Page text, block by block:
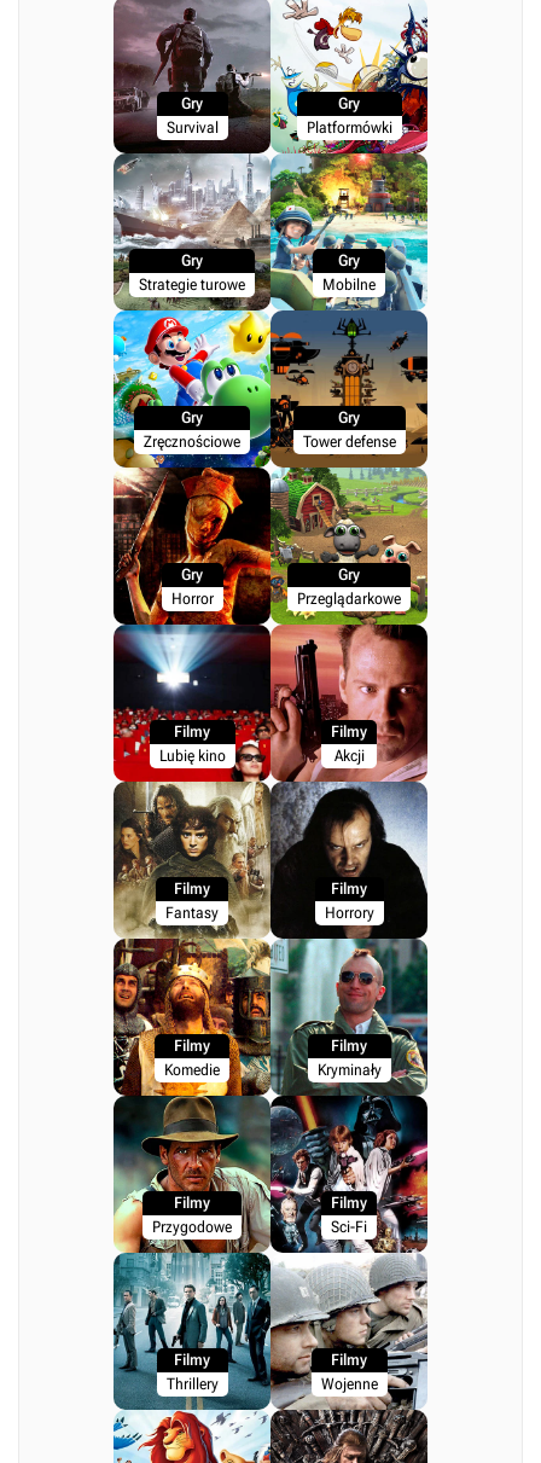
Gry
Survival
Gry
Platformówki
Gry
Strategie turowe
Gry
Mobilne
Gry
Zręcznościowe
Gry
Tower defense
Gry
Horror
Gry
Przeglądarkowe
Filmy
Lubię kino
Filmy
Akcji
Filmy
Fantasy
Filmy
Horrory
Filmy
Komedie
Filmy
Kryminały
Filmy
Przygodowe
Filmy
Sci-Fi
Filmy
Thrillery
Filmy
Wojenne